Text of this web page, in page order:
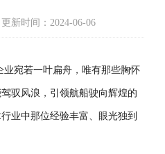
新时间：2024-06-06
业宛若一叶扁舟，唯有那些胸怀
驭风浪，引领航船驶向辉煌的
业中那位经验丰富、眼光独到